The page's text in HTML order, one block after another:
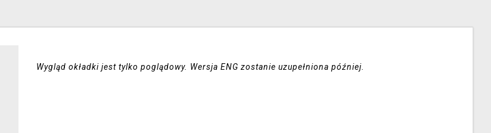
Wygląd okładki jest tylko poglądowy. Wersja ENG zostanie uzupełniona później.